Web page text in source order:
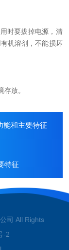
时要拔掉电源，清
机溶剂，不能损坏
放。
能和主要特征
特征
司 All Rights
-2